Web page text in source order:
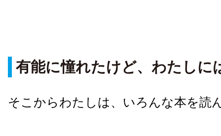
有能に憧れたけど、わたしに
そこからわたしは、いろんな本を読